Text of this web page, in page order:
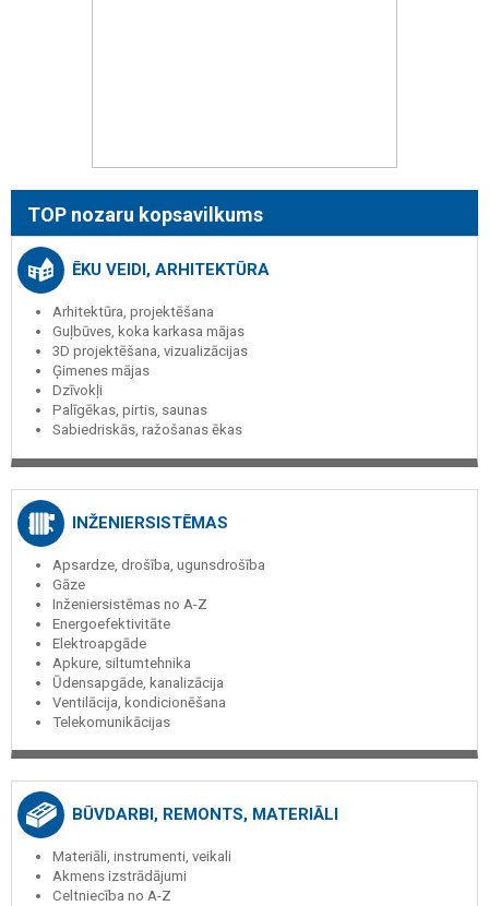
TOP nozaru kopsavilkums
ĒKU VEIDI, ARHITEKTŪRA
Arhitektūra, projektēšana
Guļbūves, koka karkasa mājas
3D projektēšana, vizualizācijas
Ģimenes mājas
Dzīvokļi
Palīgēkas, pirtis, saunas
Sabiedriskās, ražošanas ēkas
INŽENIERSISTĒMAS
Apsardze, drošība, ugunsdrošība
Gāze
Inženiersistēmas no A-Z
Energoefektivitāte
Elektroapgāde
Apkure, siltumtehnika
Ūdensapgāde, kanalizācija
Ventilācija, kondicionēšana
Telekomunikācijas
BŪVDARBI, REMONTS, MATERIĀLI
Materiāli, instrumenti, veikali
Akmens izstrādājumi
Celtniecība no A-Z